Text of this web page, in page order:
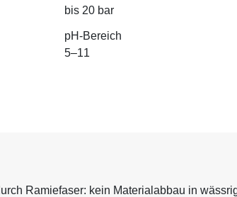
bis 20 bar
pH-Bereich
5–11
Ramiefaser: kein Materialabbau in